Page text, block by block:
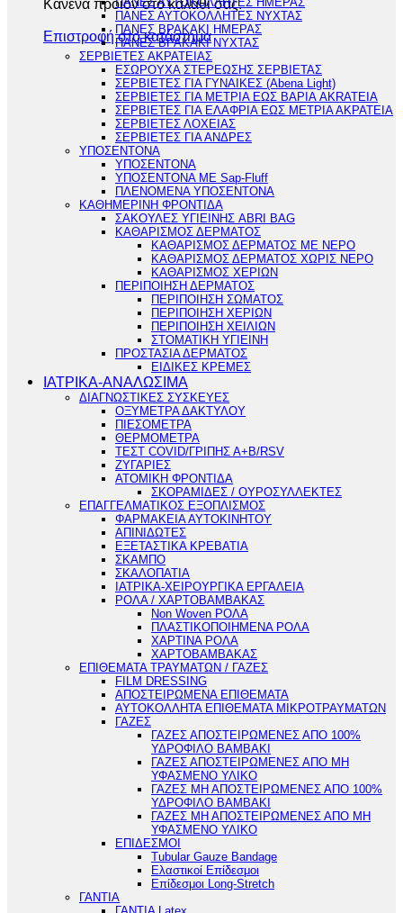
Κανένα προϊόν στο καλάθι σας.
Επιστροφή στο κατάστημα
ΠΑΝΕΣ ΑΥΤΟΚΟΛΛΗΤΕΣ ΝΥΧΤΑΣ
ΠΑΝΕΣ ΒΡΑΚΑΚΙ ΗΜΕΡΑΣ
ΠΑΝΕΣ ΒΡΑΚΑΚΙ ΝΥΧΤΑΣ
ΣΕΡΒΙΕΤΕΣ ΑΚΡΑΤΕΙΑΣ
ΕΣΩΡΟΥΧΑ ΣΤΕΡΕΩΣΗΣ ΣΕΡΒΙΕΤΑΣ
ΣΕΡΒΙΕΤΕΣ ΓΙΑ ΓΥΝΑΙΚΕΣ (Abena Light)
ΣΕΡΒΙΕΤΕΣ ΓΙΑ ΜΕΤΡΙΑ ΕΩΣ ΒΑΡΙΑ AKRATEIA
ΣΕΡΒΙΕΤΕΣ ΓΙΑ ΕΛΑΦΡΙΑ ΕΩΣ ΜΕΤΡΙΑ ΑΚΡΑΤΕΙΑ
ΣΕΡΒΙΕΤΕΣ ΛΟΧΕΙΑΣ
ΣΕΡΒΙΕΤΕΣ ΓΙΑ ΑΝΔΡΕΣ
ΥΠΟΣΕΝΤΟΝΑ
ΥΠΟΣΕΝΤΟΝΑ
ΥΠΟΣΕΝΤΟΝΑ ΜΕ Sap-Fluff
ΠΛΕΝΟΜΕΝΑ ΥΠΟΣΕΝΤΟΝΑ
ΚΑΘΗΜΕΡΙΝΗ ΦΡΟΝΤΙΔΑ
ΣΑΚΟΥΛΕΣ ΥΓΙΕΙΝΗΣ ABRI BAG
ΚΑΘΑΡΙΣΜΟΣ ΔΕΡΜΑΤΟΣ
ΚΑΘΑΡΙΣΜΟΣ ΔΕΡΜΑΤΟΣ ΜΕ ΝΕΡΟ
ΚΑΘΑΡΙΣΜΟΣ ΔΕΡΜΑΤΟΣ ΧΩΡΙΣ ΝΕΡΟ
ΚΑΘΑΡΙΣΜΟΣ ΧΕΡΙΩΝ
ΠΕΡΙΠΟΙΗΣΗ ΔΕΡΜΑΤΟΣ
ΠΕΡΙΠΟΙΗΣΗ ΣΩΜΑΤΟΣ
ΠΕΡΙΠΟΙΗΣΗ ΧΕΡΙΩΝ
ΠΕΡΙΠΟΙΗΣΗ ΧΕΙΛΙΩΝ
ΣΤΟΜΑΤΙΚΗ ΥΓΙΕΙΝΗ
ΠΡΟΣΤΑΣΙΑ ΔΕΡΜΑΤΟΣ
ΕΙΔΙΚΕΣ ΚΡΕΜΕΣ
ΙΑΤΡΙΚΑ-ΑΝΑΛΩΣΙΜΑ
ΔΙΑΓΝΩΣΤΙΚΕΣ ΣΥΣΚΕΥΕΣ
ΟΞΥΜΕΤΡΑ ΔΑΚΤΥΛΟΥ
ΠΙΕΣΟΜΕΤΡΑ
ΘΕΡΜΟΜΕΤΡΑ
ΤΕΣΤ COVID/ΓΡΙΠΗΣ Α+Β/RSV
ΖΥΓΑΡΙΕΣ
ΑΤΟΜΙΚΗ ΦΡΟΝΤΙΔΑ
ΣΚΟΡΑΜΙΔΕΣ / ΟΥΡΟΣΥΛΛΕΚΤΕΣ
ΕΠΑΓΓΕΛΜΑΤΙΚΟΣ ΕΞΟΠΛΙΣΜΟΣ
ΦΑΡΜΑΚΕΙΑ ΑΥΤΟΚΙΝΗΤΟΥ
ΑΠΙΝΙΔΩΤΕΣ
ΕΞΕΤΑΣΤΙΚΑ ΚΡΕΒΑΤΙΑ
ΣΚΑΜΠΟ
ΣΚΑΛΟΠΑΤΙΑ
ΙΑΤΡΙΚΑ-ΧΕΙΡΟΥΡΓΙΚΑ ΕΡΓΑΛΕΙΑ
ΡΟΛΑ / ΧΑΡΤΟΒΑΜΒΑΚΑΣ
Non Woven ΡΟΛΑ
ΠΛΑΣΤΙΚΟΠΟΙΗΜΕΝΑ ΡΟΛΑ
ΧΑΡΤΙΝΑ ΡΟΛΑ
ΧΑΡΤΟΒΑΜΒΑΚΑΣ
ΕΠΙΘΕΜΑΤΑ ΤΡΑΥΜΑΤΩΝ / ΓΑΖΕΣ
FILM DRESSING
ΑΠΟΣΤΕΙΡΩΜΕΝΑ ΕΠΙΘΕΜΑΤΑ
ΑΥΤΟΚΟΛΛΗΤΑ ΕΠΙΘΕΜΑΤΑ ΜΙΚΡΟΤΡΑΥΜΑΤΩΝ
ΓΑΖΕΣ
ΓΑΖΕΣ ΑΠΟΣΤΕΙΡΩΜΕΝΕΣ ΑΠΟ 100%
ΥΔΡΟΦΙΛΟ ΒΑΜΒΑΚΙ
ΓΑΖΕΣ ΑΠΟΣΤΕΙΡΩΜΕΝΕΣ ΑΠΟ ΜΗ
ΥΦΑΣΜΕΝΟ ΥΛΙΚΟ
ΓΑΖΕΣ ΜΗ ΑΠΟΣΤΕΙΡΩΜΕΝΕΣ ΑΠΟ 100%
ΥΔΡΟΦΙΛΟ ΒΑΜΒΑΚΙ
ΓΑΖΕΣ ΜΗ ΑΠΟΣΤΕΙΡΩΜΕΝΕΣ ΑΠΟ ΜΗ
ΥΦΑΣΜΕΝΟ ΥΛΙΚΟ
ΕΠΙΔΕΣΜΟΙ
Tubular Gauze Bandage
Ελαστικοί Επίδεσμοι
Επίδεσμοι Long-Stretch
ΓΑΝΤΙΑ